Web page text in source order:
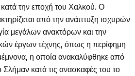
κατά την εποχή του Χαλκού. Ο
από την ανάπτυξη ισχυρών
μεγάλων ανακτόρων και την
έργων τέχνης, όπως η περίφημη
η οποία ανακαλύφθηκε από
κατά τις ανασκαφές του το